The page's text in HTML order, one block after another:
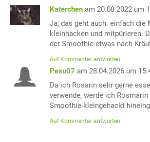
Katerchen am 20.08.2022 um
Ja, das geht auch. einfach die
kleinhacken und mitpürieren.
der Smoothie etwas nach
Auf Kommentar antworten
Pesu07 am 28.04.2026 um
Da ich Rosarin sehr gerne
verwende, werde ich Rosmarin
Smoothie kleingehackt
Auf Kommentar antworten